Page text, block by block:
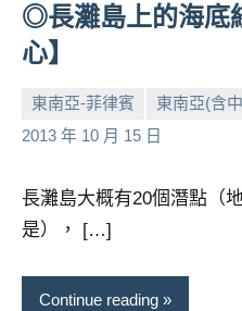
◎長灘島上的海底
心】
東南亞-菲律賓
東南亞(含
2013 年 10 月 15 日
小
No
長灘島大概有20個潛點（
是）， […]
Continue reading